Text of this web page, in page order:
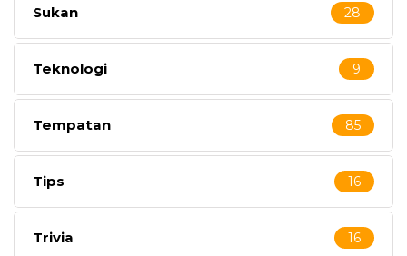
Sukan 28
Teknologi 9
Tempatan 85
Tips 16
Trivia 16